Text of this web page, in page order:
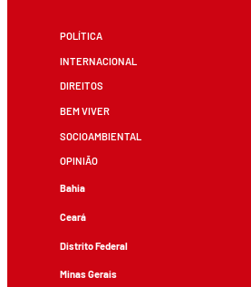
POLÍTICA
INTERNACIONAL
DIREITOS
BEM VIVER
SOCIOAMBIENTAL
OPINIÃO
Bahia
Ceará
Distrito Federal
Minas Gerais